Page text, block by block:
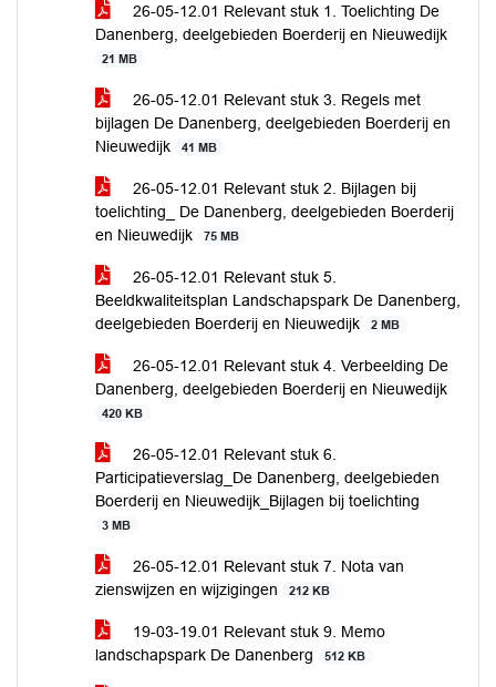
26-05-12.01 Relevant stuk 1. Toelichting De
Danenberg, deelgebieden Boerderij en Nieuwedijk
21 MB
26-05-12.01 Relevant stuk 3. Regels met
bijlagen De Danenberg, deelgebieden Boerderij en
Nieuwedijk
41 MB
26-05-12.01 Relevant stuk 2. Bijlagen bij
toelichting_ De Danenberg, deelgebieden Boerderij
en Nieuwedijk
75 MB
26-05-12.01 Relevant stuk 5.
Beeldkwaliteitsplan Landschapspark De Danenberg,
deelgebieden Boerderij en Nieuwedijk
2 MB
26-05-12.01 Relevant stuk 4. Verbeelding De
Danenberg, deelgebieden Boerderij en Nieuwedijk
420 KB
26-05-12.01 Relevant stuk 6.
Participatieverslag_De Danenberg, deelgebieden
Boerderij en Nieuwedijk_Bijlagen bij toelichting
3 MB
26-05-12.01 Relevant stuk 7. Nota van
zienswijzen en wijzigingen
212 KB
19-03-19.01 Relevant stuk 9. Memo
landschapspark De Danenberg
512 KB